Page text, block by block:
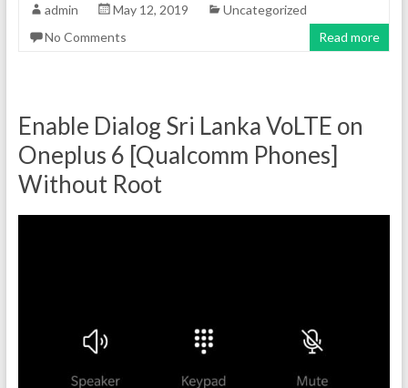
admin May 12, 2019
Uncategorized
No Comments
Read more
Enable Dialog Sri Lanka VoLTE on
Oneplus 6 [Qualcomm Phones]
Without Root